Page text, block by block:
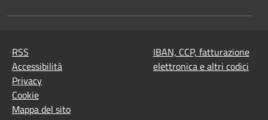
RSS
Accessibilità
Privacy
Cookie
Mappa del sito
IBAN, CCP, fatturazione
elettronica e altri codici